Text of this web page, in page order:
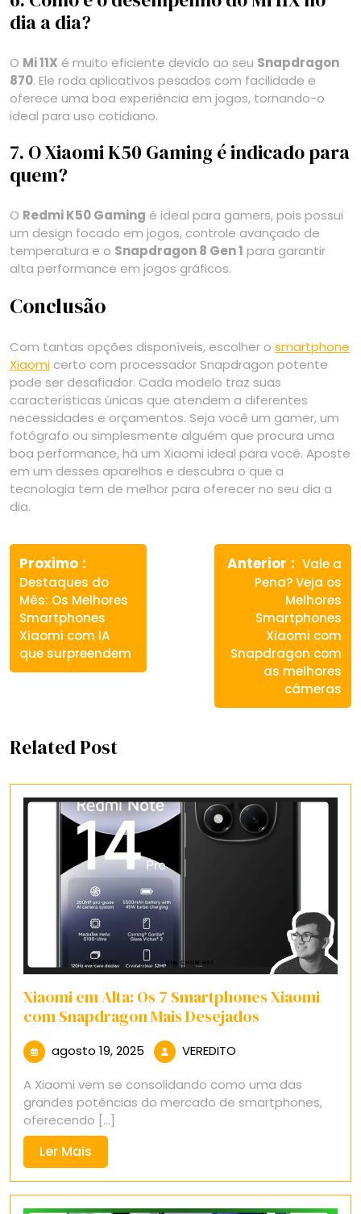
dia a dia?
O Mi 11X é muito eficiente devido ao seu Snapdragon
870. Ele roda aplicativos pesados com facilidade e
oferece uma boa experiência em jogos, tornando-o
ideal para uso cotidiano.
7. O Xiaomi K50 Gaming é indicado para
quem?
O Redmi K50 Gaming é ideal para gamers, pois possui
um design focado em jogos, controle avançado de
temperatura e o Snapdragon 8 Gen 1 para garantir
alta performance em jogos gráficos.
Conclusão
Com tantas opções disponíveis, escolher o smartphone
Xiaomi certo com processador Snapdragon potente
pode ser desafiador. Cada modelo traz suas
características únicas que atendem a diferentes
necessidades e orçamentos. Seja você um gamer, um
fotógrafo ou simplesmente alguém que procura uma
boa performance, há um Xiaomi ideal para você. Aposte
em um desses aparelhos e descubra o que a
tecnologia tem de melhor para oferecer no seu dia a
dia.
Navegação
de
Post
Proximo
post:
Destaques do
Mês: Os Melhores
Smartphones
Xiaomi com IA
que surpreendem
Anterior
Next
post:
Vale a
Pena? Veja os
Melhores
Smartphones
Xiaomi com
Snapdragon com
as melhores
câmeras
Related Post
Xiaomi em Alta: Os 7 Smartphones Xiaomi
com Snapdragon Mais Desejados
agosto 19, 2025 agosto
2025
VEREDITO
A Xiaomi vem se consolidando como uma das
grandes potências do mercado de smartphones,
oferecendo [...]
Ler Mais
Mais